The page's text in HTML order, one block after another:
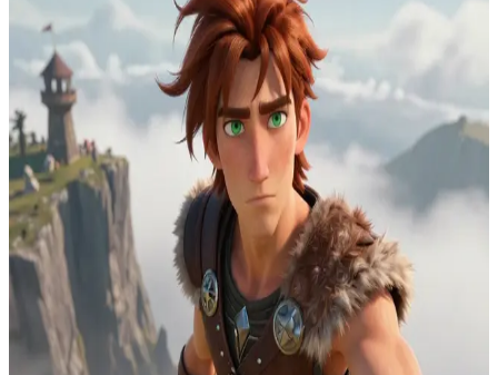
Czkawka Straszliwa Trzecia